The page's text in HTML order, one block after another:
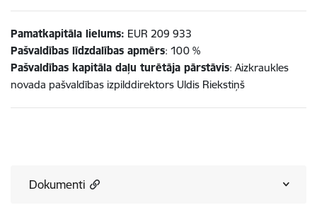
Pamatkapitāla lielums: EUR 209 933
Pašvaldības līdzdalības apmērs: 100 %
Pašvaldības kapitāla daļu turētāja pārstāvis: Aizkraukles
novada pašvaldības izpilddirektors Uldis Riekstiņš
Dokumenti